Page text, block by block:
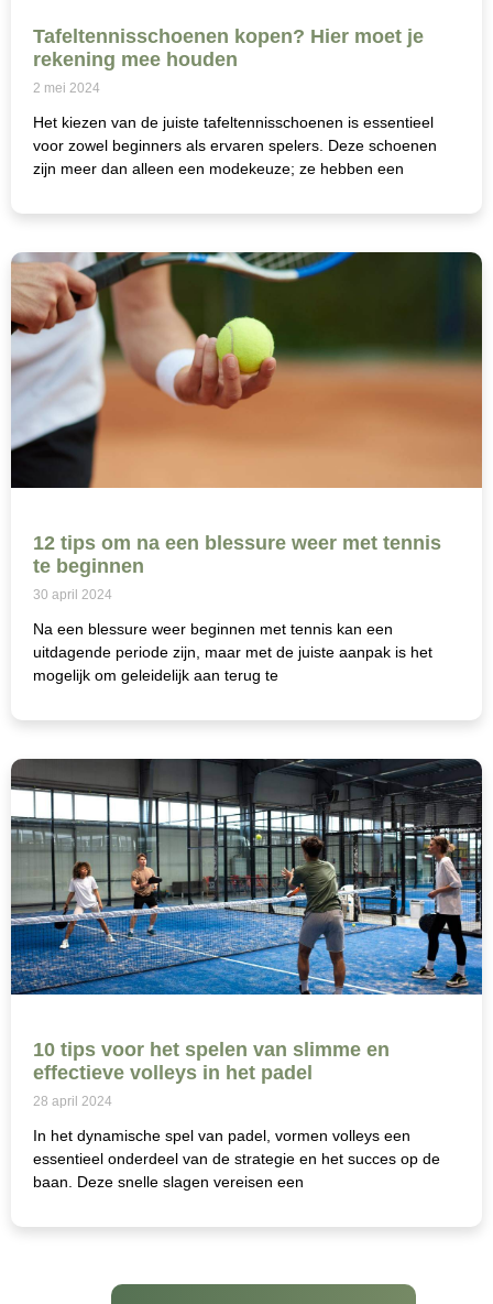
Tafeltennisschoenen kopen? Hier moet je
rekening mee houden
2 mei 2024
Het kiezen van de juiste tafeltennisschoenen is essentieel
voor zowel beginners als ervaren spelers. Deze schoenen
zijn meer dan alleen een modekeuze; ze hebben een
12 tips om na een blessure weer met tennis
te beginnen
30 april 2024
Na een blessure weer beginnen met tennis kan een
uitdagende periode zijn, maar met de juiste aanpak is het
mogelijk om geleidelijk aan terug te
10 tips voor het spelen van slimme en
effectieve volleys in het padel
28 april 2024
In het dynamische spel van padel, vormen volleys een
essentieel onderdeel van de strategie en het succes op de
baan. Deze snelle slagen vereisen een